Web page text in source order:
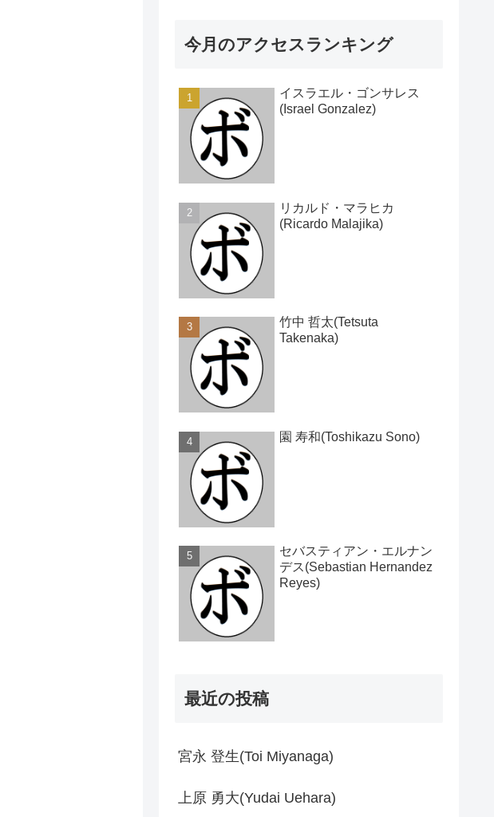
今月のアクセスランキング
イスラエル・ゴンサレス
(Israel Gonzalez)
リカルド・マラヒカ
(Ricardo Malajika)
竹中 哲太(Tetsuta
Takenaka)
園 寿和(Toshikazu Sono)
セバスティアン・エルナン
デス(Sebastian Hernandez
Reyes)
最近の投稿
宮永 登生(Toi Miyanaga)
上原 勇大(Yudai Uehara)